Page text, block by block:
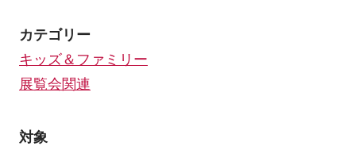
カテゴリー
キッズ＆ファミリー
展覧会関連
対象